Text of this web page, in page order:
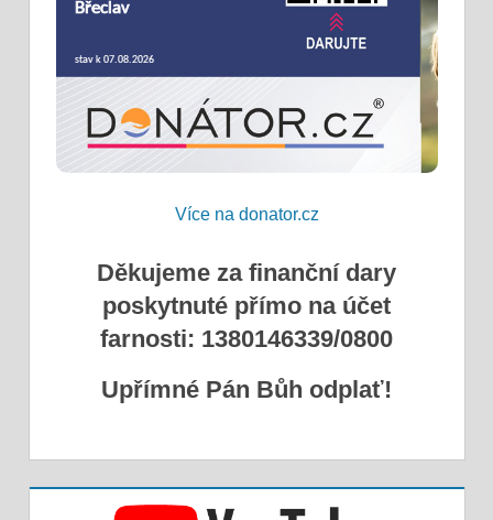
Více na donator.cz
Děkujeme za finanční dary
poskytnuté přímo na účet
farnosti: 1380146339/0800
Upřímné Pán Bůh odplať!